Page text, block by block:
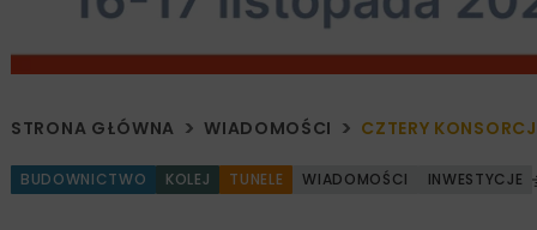
STRONA GŁÓWNA WIADOMOŚCI CZTERY
BUDOWNICTWO KOLEJ TUNELE WIADOMOŚCI INWESTYCJE